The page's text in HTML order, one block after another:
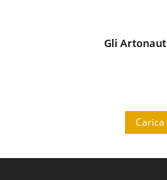
Gli